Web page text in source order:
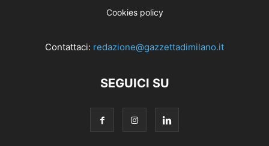
Cookies policy
Contattaci: redazione@gazzettadimilano.it
SEGUICI SU